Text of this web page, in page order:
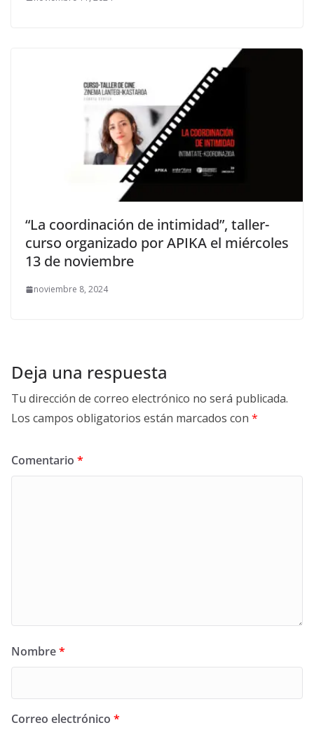
“La coordinación de intimidad”, taller-
curso organizado por APIKA el miércoles
13 de noviembre
noviembre 8, 2024
Deja una respuesta
Tu dirección de correo electrónico no será publicada.
Los campos obligatorios están marcados con *
Comentario *
Nombre*
Correo electrónico *